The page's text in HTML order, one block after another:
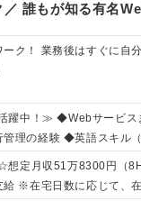
誰もが知る有名
ク！ 業務後はすぐに自
躍中！≫ ◆Webサービス
管理の経験 ◆英語スキル
の確認や海外向けコミュ
ランクがある方やこれま
はお気軽にご応募くださ
定月収51万8300円（
※在宅日数に応じて、